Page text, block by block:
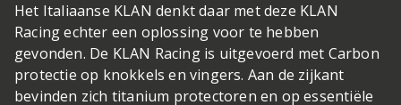
Het Italiaanse KLAN denkt daar met deze KLAN
Racing echter een oplossing voor te hebben
gevonden. De KLAN Racing is uitgevoerd met Carbon
protectie op knokkels en vingers. Aan de zijkant
bevinden zich titanium protectoren en op essentiële